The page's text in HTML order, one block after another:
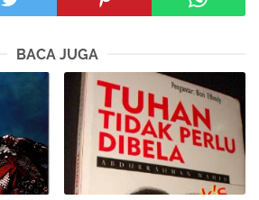
BACA JUGA